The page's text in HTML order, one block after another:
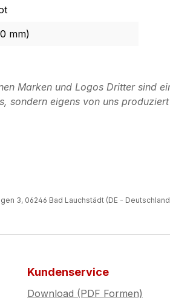
mm)
Marken und Logos Dritter sind
sondern eigens von uns
3, 06246 Bad Lauchstädt (DE -
Kundenservice
Download (PDF Formen)